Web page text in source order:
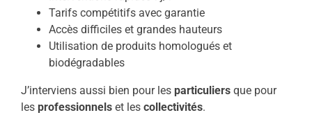
Tarifs compétitifs avec garantie
Accès difficiles et grandes hauteurs
Utilisation de produits homologués et
biodégradables
J’interviens aussi bien pour les particuliersque pour
les professionnelset les collectivités.